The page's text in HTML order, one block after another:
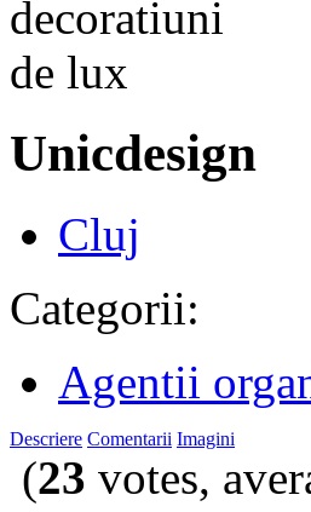
Unicdesign
Cluj
Categorii:
Agentii
Descriere Comentarii Imagini
(23 votes,